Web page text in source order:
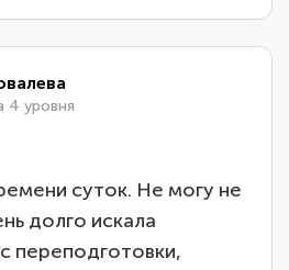
4 уровня
суток. Не могу не
долго искала
переподготовки,